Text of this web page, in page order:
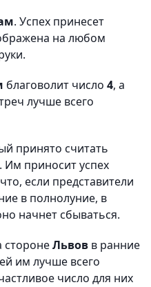
. Успех принесет
на любом
благоволит число 4, а
лучше всего
принято считать
. Им приносит успех
если представители
в полнолуние, в
начнет сбываться.
сторонеЛьвов в ранние
им лучше всего
число для них